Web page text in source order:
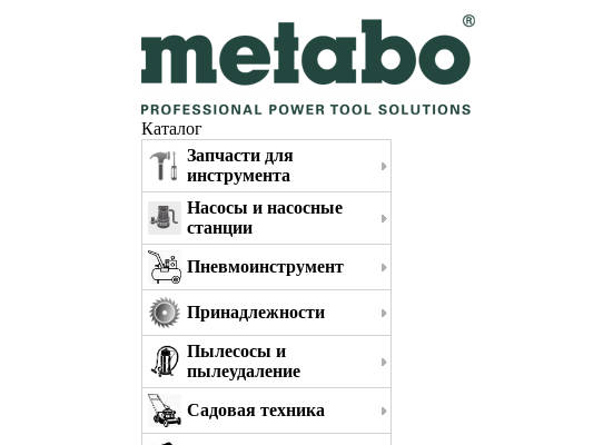
Каталог
Запчасти для
инструмента
Насосы и насосные
станции
Пневмоинструмент
Принадлежности
Пылесосы и
пылеудаление
Садовая техника